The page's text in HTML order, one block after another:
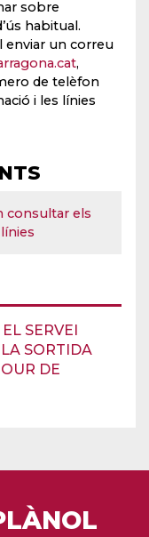
SERVEI
SORTIDA
DE
sobre
habitual.
enviar un correu
,
de telèfon
i les línies
consultar els